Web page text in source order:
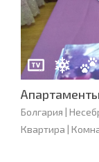
Болгария |
Квартира |